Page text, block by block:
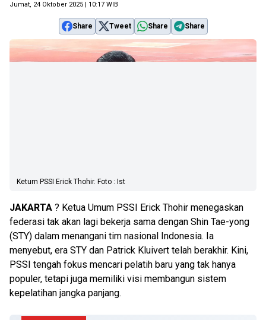
Jumat, 24 Oktober 2025 | 10:17 WIB
Share Tweet Share Share
Ketum PSSI Erick Thohir. Foto : Ist
JAKARTA ? Ketua Umum PSSI Erick Thohir menegaskan
federasi tak akan lagi bekerja sama dengan Shin Tae-yong
(STY) dalam menangani tim nasional Indonesia. Ia
menyebut, era STY dan Patrick Kluivert telah berakhir. Kini,
PSSI tengah fokus mencari pelatih baru yang tak hanya
populer, tetapi juga memiliki visi membangun sistem
kepelatihan jangka panjang.